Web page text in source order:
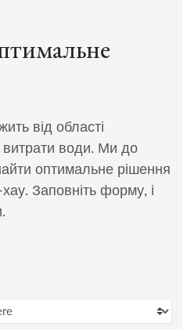
від області
витрати води. Ми до
оптимальне рішення
Заповніть форму, і